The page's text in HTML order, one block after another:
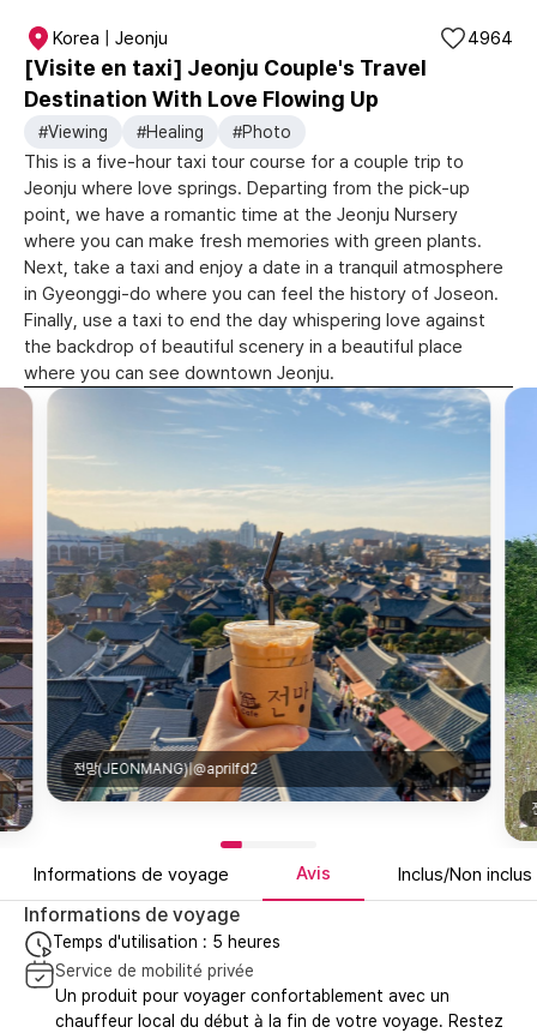
Korea | Jeonju
[Visite en taxi] Jeonju Couple's Travel
Destination With Love Flowing Up
4964
#Viewing #Healing #Photo
This is a five-hour taxi tour course for a couple trip to
Jeonju where love springs. Departing from the pick-up
point, we have a romantic time at the Jeonju Nursery
where you can make fresh memories with green plants.
Next, take a taxi and enjoy a date in a tranquil atmosphere
in Gyeonggi-do where you can feel the history of Joseon.
Finally, use a taxi to end the day whispering love against
the backdrop of beautiful scenery in a beautiful place
where you can see downtown Jeonju.
전망(JEONMANG)|@aprilfd2
Informations de voyage Avis Inclus/Non inclus
Informations de voyage
Temps d'utilisation : 5 heures
Service de mobilité privée
Un produit pour voyager confortablement avec un
chauffeur local du début à la fin de votre voyage. Restez